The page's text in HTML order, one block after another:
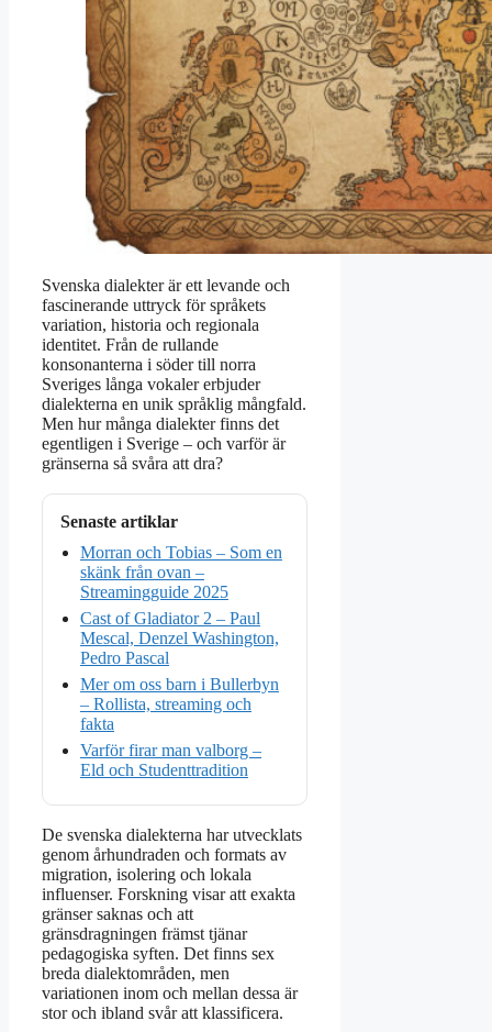
Svenska dialekter är ett levande och
fascinerande uttryck för språkets
variation, historia och regionala
identitet. Från de rullande
konsonanterna i söder till norra
Sveriges långa vokaler erbjuder
dialekterna en unik språklig mångfald.
Men hur många dialekter finns det
egentligen i Sverige – och varför är
gränserna så svåra att dra?
Senaste artiklar
Morran och Tobias – Som en
skänk från ovan –
Streamingguide 2025
Cast of Gladiator 2 – Paul
Mescal, Denzel Washington,
Pedro Pascal
Mer om oss barn i Bullerbyn
– Rollista, streaming och
fakta
Varför firar man valborg –
Eld och Studenttradition
De svenska dialekterna har utvecklats
genom århundraden och formats av
migration, isolering och lokala
influenser. Forskning visar att exakta
gränser saknas och att
gränsdragningen främst tjänar
pedagogiska syften. Det finns sex
breda dialektområden, men
variationen inom och mellan dessa är
stor och ibland svår att klassificera.